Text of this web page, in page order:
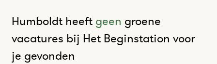
Humboldt heeft geen groene
vacatures bij Het Beginstation voor
je gevonden